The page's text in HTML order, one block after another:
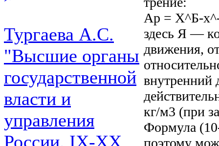
Тургаева А.С.
"Высшие органы
государственной
власти и
управления
России. IХ-ХХ
Ар = Х^Б-
здесь Я —
движения,
внутренний
кг/м3 (при
Формула
поэтому